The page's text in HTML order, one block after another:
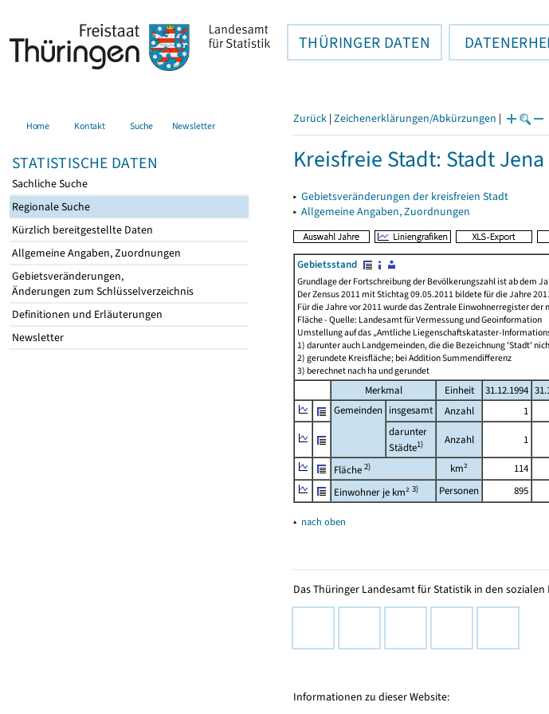
THÜRINGER DATEN
Home Kontakt Suche Newsletter
STATISTISCHE DATEN
Sachliche Suche
Regionale Suche
Kürzlich bereitgestellte Daten
Allgemeine Angaben, Zuordnungen
Gebietsveränderungen,
Änderungen zum Schlüsselverzeichnis
Definitionen und Erläuterungen
Newsletter
Zurück | Zeichenerklärungen/Abkürzungen |
Kreisfreie Stadt: Stadt Jena
▸ Gebietsveränderungen der kreisfreien Stadt
▸ Allgemeine Angaben, Zuordnungen
Gebietsstand
Grundlage der Fortschreibung der Bevölkerungszahl ist ab dem
Der Zensus 2011 mit Stichtag 09.05.2011 bildete für die Jahre
Für die Jahre vor 2011 wurde das Zentrale Einwohnerregister
Fläche - Quelle: Landesamt für Vermessung und Geoinformation
Umstellung auf das „Amtliche Liegenschaftskataster-
1) darunter auch Landgemeinden, die die Bezeichnung 'Stadt'
2) gerundete Kreisfläche; bei Addition Summendifferenz
3) berechnet nach ha und gerundet
Merkmal Einheit 31.12.1994
Gemeinden insgesamt Anzahl 1
darunter
Städte1) Anzahl 1
Fläche 2) km² 114
Einwohner je km² 3) Personen 895
▴ nach oben
Das Thüringer Landesamt für Statistik in den sozialen
Informationen zu dieser Website: